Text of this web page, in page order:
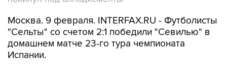
Москва. 9 февраля. INTERFAX.RU - Футболисты
"Сельты" со счетом 2:1 победили "Севилью" в
домашнем матче 23-го тура чемпионата
Испании.